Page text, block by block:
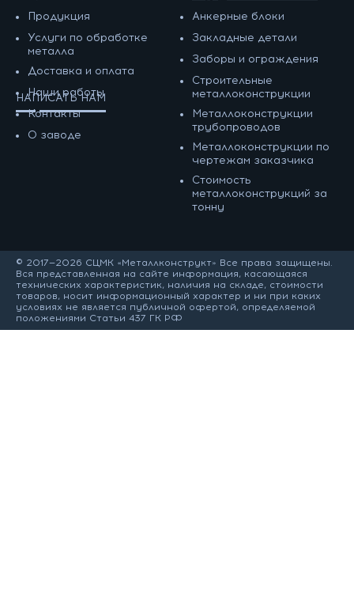
Продукция
Услуги по обработке
металла
Доставка и оплата
Наши работы
Контакты
О заводе
Анкерные блоки
Закладные детали
Заборы и ограждения
Строительные
металлоконструкции
Металлоконструкции
трубопроводов
Металлоконструкции по
чертежам заказчика
Cтоимость
металлоконструкций за
тонну
НАПИСАТЬ НАМ
© 2017—2026 СЦМК «Металлконструкт» Все права защищены.
Вся представленная на сайте информация, касающаяся
технических характеристик, наличия на складе, стоимости
товаров, носит информационный характер и ни при каких
условиях не является публичной офертой, определяемой
положениями Статьи 437 ГК РФ